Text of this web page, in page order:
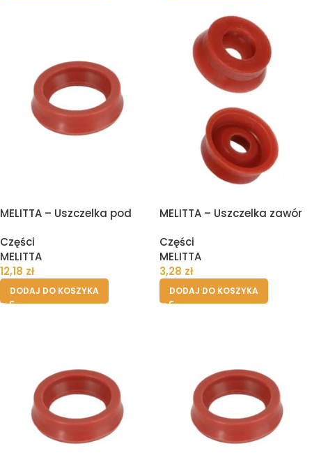
MELITTA – Uszczelka pod
ekspresu
Części
MELITTA
12,18 zł
DODAJ DO KOSZYKA
MELITTA – Uszczelka zawór
Części
MELITTA
3,28 zł
DODAJ DO KOSZYKA